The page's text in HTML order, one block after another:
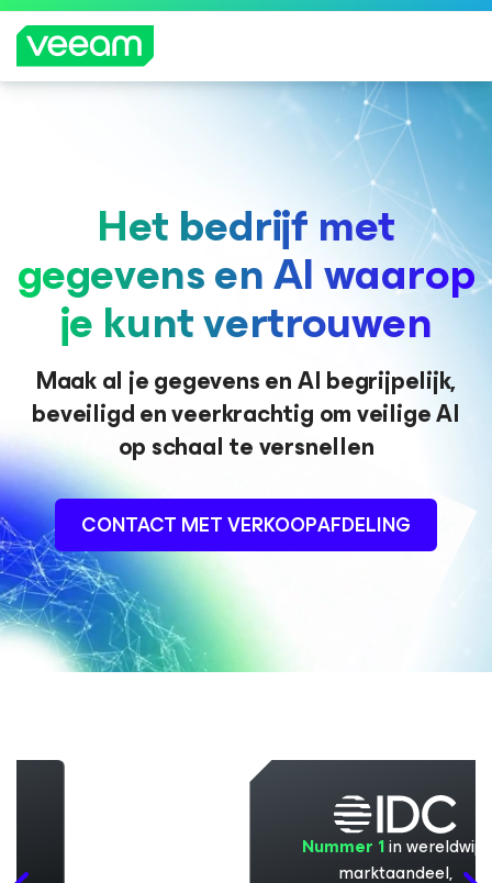
Richtlijnen van Veeam voor klanten die zijn
getroffen door de content-update van
LEZE
N
Het bedrijf met
gegevens en AI waarop
je kunt vertrouwen
Maak al je gegevens en AI begrijpelijk,
beveiligd en veerkrachtig om veilige AI
op schaal te versnellen
CONTACT MET VERKOOPAFDELING
in wereldwijd